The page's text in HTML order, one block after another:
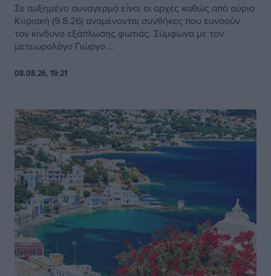
Σε αυξημένο συναγερμό είναι οι αρχές καθώς από αύριο
Κυριακή (9.8.26) αναμένονται συνθήκες που ευνοούν
τον κίνδυνο εξάπλωσης φωτιάς. Σύμφωνα με τον
μετεωρολόγο Γιώργο ...
08.08.26, 19:21